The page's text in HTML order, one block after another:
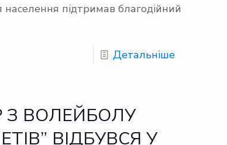
населення підтримав благодійний
Детальніше
З ВОЛЕЙБОЛУ
ВІДБУВСЯ У